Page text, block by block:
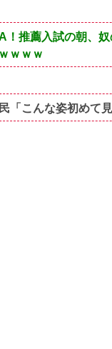
推薦入試の朝、
ｗｗｗ
「こんな姿初めて